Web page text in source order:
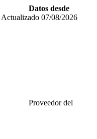
Datos desde
Actualizado 07/08/2026
Proveedor del